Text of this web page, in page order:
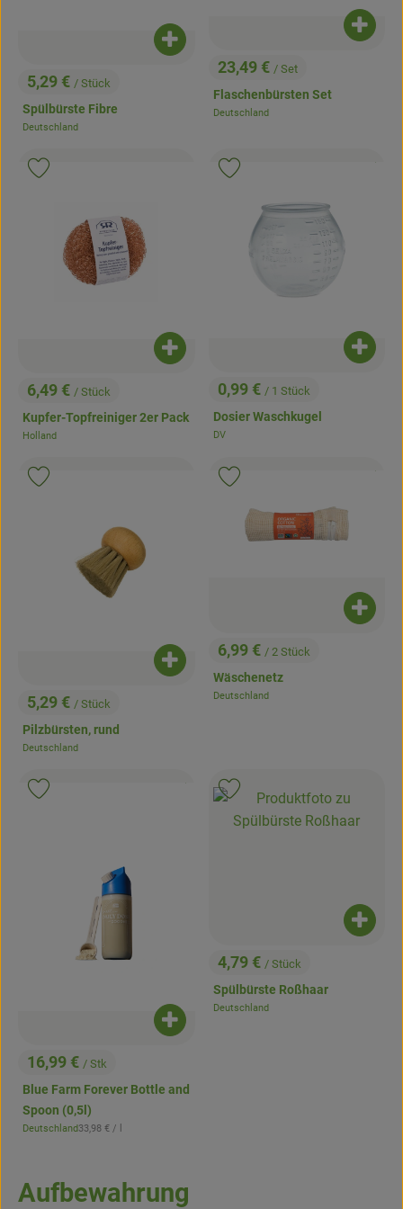
, Preis:
5,29 € / Stück
Spülbürste Fibre
, Herkunft:
Deutschland
Produkt zum Warenkorb hinzufügen
, Preis:
23,49 € / Set
Flaschenbürsten Set
, Herkunft:
Deutschland
, Preis:
6,49 € / Stück
Kupfer-Topfreiniger 2er Pack
, Herkunft:
Holland
Produkt zum Warenkorb hinzufügen
, Verband:
, Preis:
0,99 € / 1 Stück
Dosier Waschkugel
, Herkunft:
DV
,
, Preis:
5,29 € / Stück
Pilzbürsten, rund
, Herkunft:
Deutschland
Produkt zum Warenkorb hinzufügen
, Verband:
, Preis:
6,99 € / 2 Stück
Wäschenetz
, Herkunft:
Deutschland
,
.
, Preis:
16,99 € / Stk
Blue Farm Forever Bottle and
Spoon (0,5l)
, Herkunft:
Deutschland, Referenzpreis:
33,98 € / l
Produkt zum Warenkorb hinzufügen
, Verband:
, Preis:
4,79 € / Stück
Spülbürste Roßhaar
, Herkunft:
Deutschland
Produkt zu Favouriten hinzufügen
Aufbewahrung